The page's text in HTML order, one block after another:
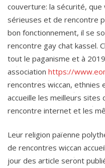
couverture: la sécurité,
sérieuses et de rencontre
bon fonctionnement, il se
rencontre gay chat kassel.
tout le paganisme et à
association https://
rencontres wiccan, ethnies
accueille les meilleurs sites
rencontre internet et les
Leur religion païenne
de rencontres wiccan
jour des article seront